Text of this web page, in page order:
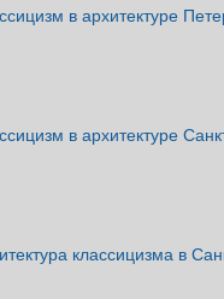
в архитектуре
в архитектуре
классицизма в